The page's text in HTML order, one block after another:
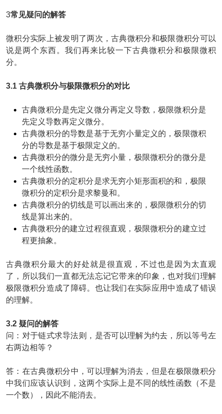
3常见疑问的解答
微积分实际上被发明了两次，古典微积分和极限微积分可以
说是两个东西。我们再来比较一下古典微积分和极限微积
分。
3.1 古典微积分与极限微积分的对比
古典微积分是先定义微分再定义导数，极限微积分是
先定义导数再定义微分。
古典微积分的导数是基于无穷小量定义的，极限微积
分的导数是基于极限定义的。
古典微积分的微分是无穷小量，极限微积分的微分是
一个线性函数。
古典微积分的定积分是求无穷小矩形面积的和，极限
微积分的定积分是求黎曼和。
古典微积分的切线是可以画出来的，极限微积分的切
线是算出来的。
古典微积分的建立过程很直观，极限微积分的建立过
程更抽象。
古典微积分最大的好处就是很直观，不过也是因为太直观
了，所以我们一直都无法忘记它带来的印象，也对我们理解
极限微积分造成了障碍。也让我们在实际应用中造成了错误
的理解。
3.2 疑问的解答
问：对于链式求导法则
，是否可以理解为约去，所以等号左
右两边相等？
答：在古典微积分中，可以理解为消去，但是在极限微积分
中我们应该认识到，这两个实际上是不同的线性函数（不是
一个数），因此不能消去。